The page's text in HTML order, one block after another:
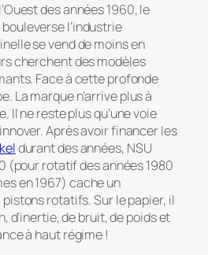
des années 1960, le
l’industrie
se vend de moins en
cherchent des modèles
Face à cette profonde
La marque n’arrive plus à
Il ne reste plus qu’une voie
Après avoir financer les
durant des années, NSU
(pour rotatif des années 1980
en 1967) cache un
rotatifs. Sur le papier, il
d’inertie, de bruit, de poids et
à haut régime !